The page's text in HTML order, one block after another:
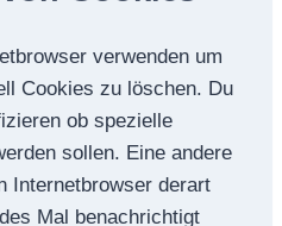
verwenden um
Cookies zu löschen. Du
ob spezielle
sollen. Eine andere
Internetbrowser derart
Mal benachrichtigt